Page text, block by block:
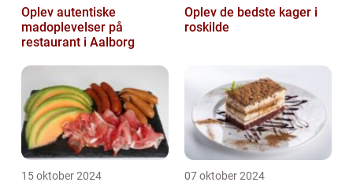
Oplev autentiske
madoplevelser på
restaurant i Aalborg
Oplev de bedste kager i
roskilde
15 oktober 2024 07 oktober 2024